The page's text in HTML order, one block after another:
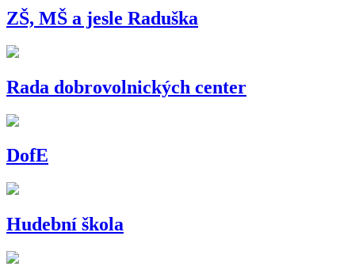
ZŠ, MŠ a jesle Raduška
Rada dobrovolnických center
DofE
Hudební škola